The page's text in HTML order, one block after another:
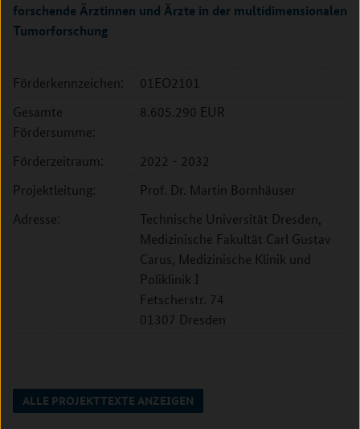
forschende Ärztinnen und Ärzte in der multidimensionalen
Tumorforschung
Förderkennzeichen:
01EO2101
Gesamte
Fördersumme:
8.605.290 EUR
Förderzeitraum:
2022 - 2032
Projektleitung:
Prof. Dr. Martin Bornhäuser
Adresse:
Technische Universität Dresden,
Medizinische Fakultät Carl Gustav
Carus, Medizinische Klinik und
Poliklinik I
Fetscherstr. 74
01307 Dresden
ALLE PROJEKTTEXTE ANZEIGEN